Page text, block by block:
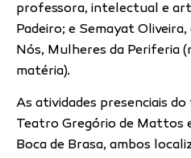
professora, intelectual e
Padeiro; e Semayat
Nós, Mulheres da Periferia
matéria).
As atividades presenciais
Teatro Gregório de Mattos
Boca de Brasa, ambos